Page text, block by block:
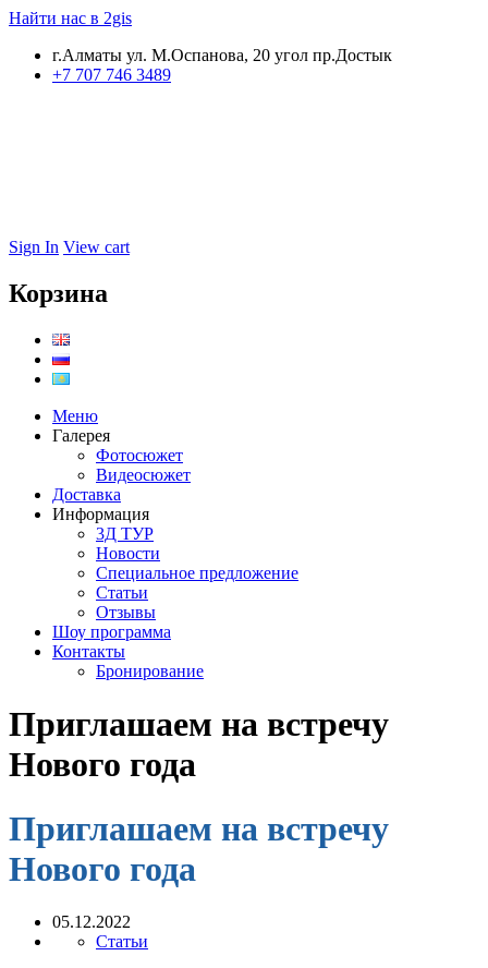
Найти нас в 2gis
г.Алматы ул. М.Оспанова, 20 угол пр.Достык
+7 707 746 3489
Sign In View cart
Корзина
Меню
Галерея
Фотосюжет
Видеосюжет
Доставка
Информация
3Д ТУР
Новости
Cпециальное предложение
Статьи
Отзывы
Шоу программа
Контакты
Бронирование
Приглашаем на встречу
Нового года
Приглашаем на встречу
Нового года
05.12.2022
Статьи